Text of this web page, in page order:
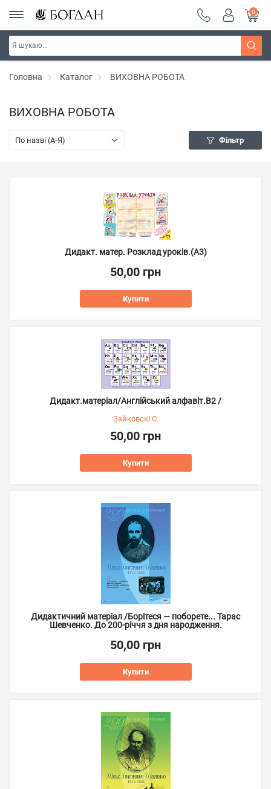
0
Головна Каталог ВИХОВНА РОБОТА
ВИХОВНА РОБОТА
По назві (A-Я) Фільтр
Дидакт. матер. Розклад уроків.(А3)
50,00 грн
Купити
Дидакт.матеріал/Англійський алфавіт.В2 /
Зайковскі С.
50,00 грн
Купити
Дидактичний матеріал /Борітеся — поборете... Тарас
Шевченко. До 200-річчя з дня народження.
50,00 грн
Купити